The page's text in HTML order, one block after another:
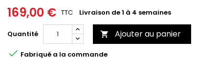
169,00 € TTC Livraison de 1 à 4 semaines
Quantité  Ajouter au panier
 Fabriqué a la commande